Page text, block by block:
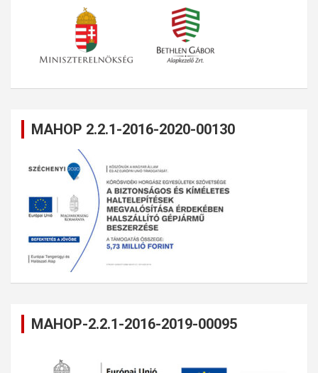
MAHOP 2.2.1-2016-2020-00130
MAHOP-2.2.1-2016-2019-00095